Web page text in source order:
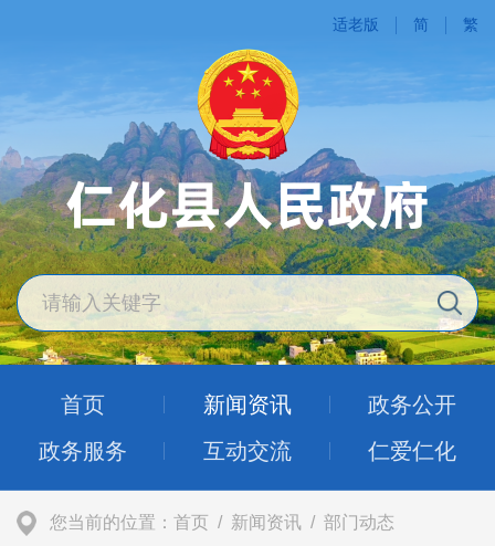
适老版 简 繁
首页 新闻资讯
政务公开
政务服务
互动交流 仁爱仁化
您当前的位置： 首页 / 新闻资讯 / 部门动态